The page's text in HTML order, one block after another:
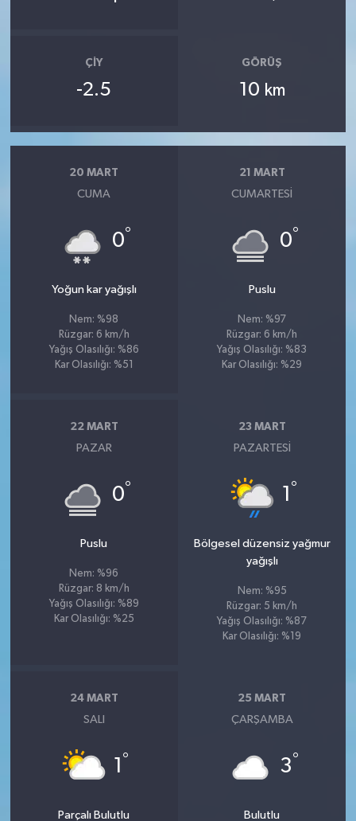
ÇIY
-2.5
GÖRÜŞ
10 km
20 MART
CUMA
0°
Yoğun kar yağışlı
Nem: %98
Rüzgar: 6 km/h
Yağış Olasılığı: %86
Kar Olasılığı: %51
21 MART
CUMARTESI
0°
Puslu
Nem: %97
Rüzgar: 6 km/h
Yağış Olasılığı: %83
Kar Olasılığı: %29
22 MART
PAZAR
0°
Puslu
Nem: %96
Rüzgar: 8 km/h
Yağış Olasılığı: %89
Kar Olasılığı: %25
23 MART
PAZARTESI
1 °
Bölgesel düzensiz yağmur
yağışlı
Nem: %95
Rüzgar: 5 km/h
Yağış Olasılığı: %87
Kar Olasılığı: %19
24 MART
SALI
1 °
Parçalı Bulutlu
25 MART
ÇARŞAMBA
3°
Bulutlu